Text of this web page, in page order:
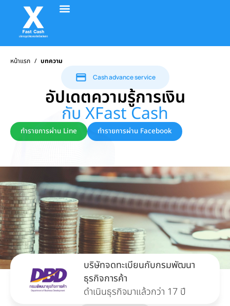
หน้าแรก / บทความ
Cash advance service
อัปเดตความรู้การเงิน
กับ XFast Cash
ทำรายการผ่าน Line ทำรายการผ่าน Facebook
บริษัทจดทะเบียนกับกรมพัฒนา
ธุรกิจการค้า
ดำเนินธุรกิจมาแล้วกว่า 17 ปี